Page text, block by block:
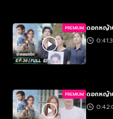
PREMIUM ดอกหญ้า
PREMIUM ดอกหญ้า